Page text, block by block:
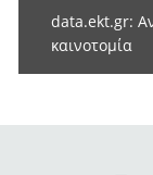
data.ekt.gr:
καινοτομία